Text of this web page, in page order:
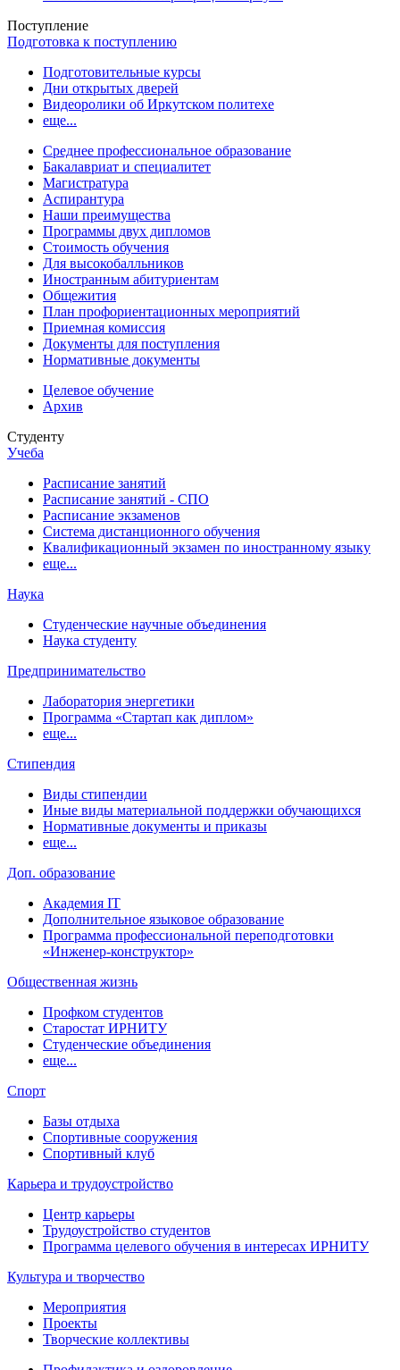
Поступление
Подготовка к поступлению
Подготовительные курсы
Дни открытых дверей
Видеоролики об Иркутском политехе
еще...
Cреднее профессиональное образование
Бакалавриат и специалитет
Магистратура
Аспирантура
Наши преимущества
Программы двух дипломов
Стоимость обучения
Для высокобалльников
Иностранным абитуриентам
Общежития
План профориентационных мероприятий
Приемная комиссия
Документы для поступления
Нормативные документы
Целевое обучение
Архив
Студенту
Учеба
Расписание занятий
Расписание занятий - СПО
Расписание экзаменов
Система дистанционного обучения
Квалификационный экзамен по иностранному языку
еще...
Наука
Студенческие научные объединения
Наука студенту
Предпринимательство
Лаборатория энергетики
Программа «Стартап как диплом»
еще...
Стипендия
Виды стипендии
Иные виды материальной поддержки обучающихся
Нормативные документы и приказы
еще...
Доп. образование
Академия IT
Дополнительное языковое образование
Программа профессиональной переподготовки
«Инженер-конструктор»
Общественная жизнь
Профком студентов
Старостат ИРНИТУ
Студенческие объединения
еще...
Спорт
Базы отдыха
Спортивные сооружения
Спортивный клуб
Карьера и трудоустройство
Центр карьеры
Трудоустройство студентов
Программа целевого обучения в интересах ИРНИТУ
Культура и творчество
Мероприятия
Проекты
Творческие коллективы